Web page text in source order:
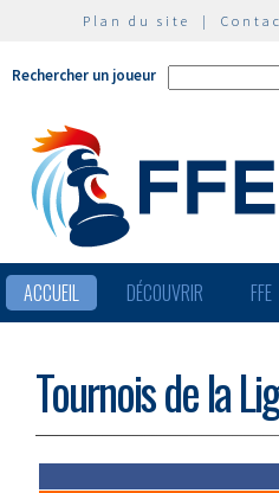
Plan du site |
Rechercher un joueur
ACCUEIL DÉCOUVRIR FFE
Tournois de la